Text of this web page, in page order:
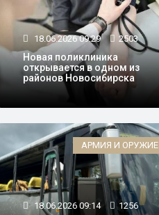
18.06.2026 09:29 2503
Новая поликлиника
открывается в одном из
районов Новосибирска
АРМИЯ И ОРУЖИЕ
18.06.2026 09:14 1256